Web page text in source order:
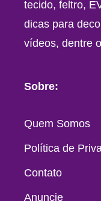
tecido, feltro,
dicas para
vídeos, dentre
Sobre:
Quem Somos
Política de
Contato
Anuncie